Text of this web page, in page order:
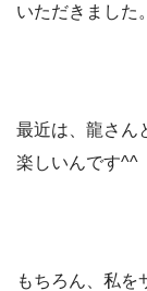
いただきました。
最近は、龍さん
楽しいんです^^
もちろん、私を